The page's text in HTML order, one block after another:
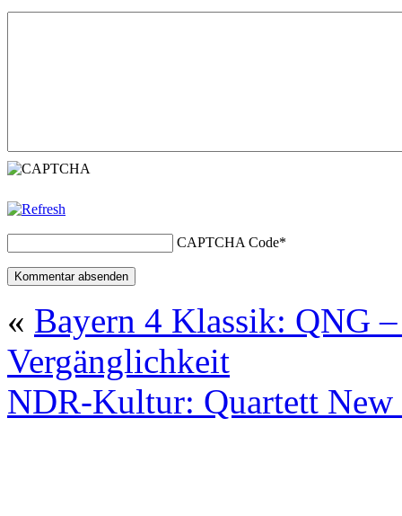
CAPTCHA Code*
« Bayern 4 Klassik: QNG
Vergänglichkeit
NDR-Kultur: Quartett New